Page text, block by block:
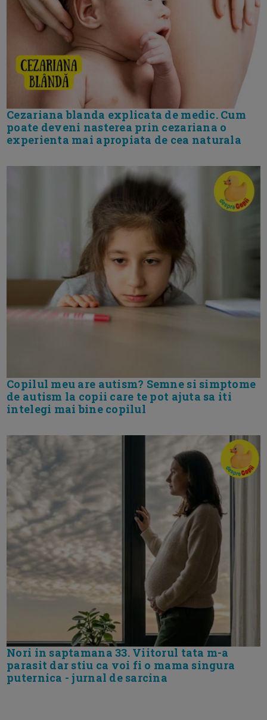
Cezariana blanda explicata de medic. Cum
poate deveni nasterea prin cezariana o
experienta mai apropiata de cea naturala
Copilul meu are autism? Semne si simptome
de autism la copii care te pot ajuta sa iti
intelegi mai bine copilul
Nori in saptamana 33. Viitorul tata m-a
parasit dar stiu ca voi fi o mama singura
puternica - jurnal de sarcina